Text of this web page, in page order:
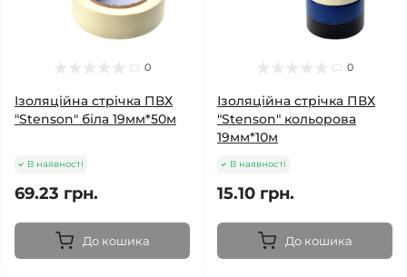
0
Ізоляційна стрічка ПВХ
"Stenson" біла 19мм*50м
В наявності
69.23 грн.
До кошика
0
Ізоляційна стрічка ПВХ
"Stenson" кольорова
19мм*10м
В наявності
15.10 грн.
До кошика